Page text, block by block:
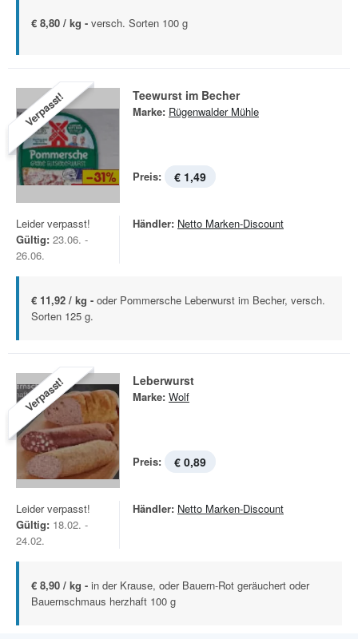
€ 8,80 / kg - versch. Sorten 100 g
Verpasst! Teewurst im Becher
Marke: Rügenwalder Mühle
Preis: € 1,49
Leider verpasst!
Gültig: 23.06. -
26.06.
Händler: Netto Marken-Discount
€ 11,92 / kg - oder Pommersche Leberwurst im Becher, versch.
Sorten 125 g.
Verpasst! Leberwurst
Marke: Wolf
Preis: € 0,89
Leider verpasst!
Gültig: 18.02. -
24.02.
Händler: Netto Marken-Discount
€ 8,90 / kg - in der Krause, oder Bauern-Rot geräuchert oder
Bauernschmaus herzhaft 100 g